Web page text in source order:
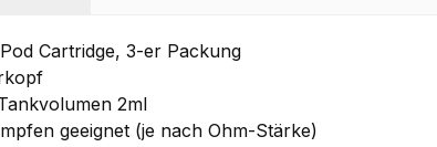
Cartridge, 3-er Packung
2ml
geeignet (je nach Ohm-Stärke)